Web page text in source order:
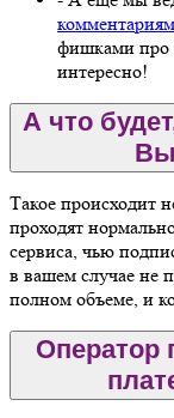
фишками про
интересно!
А что
Вы
Такое происходит
проходят
сервиса, чью
в вашем случае не
полном объеме, и
Оператор